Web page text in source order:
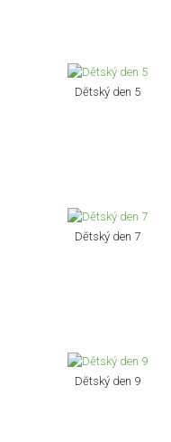
Dětský den 5
Dětský den 7
Dětský den 9